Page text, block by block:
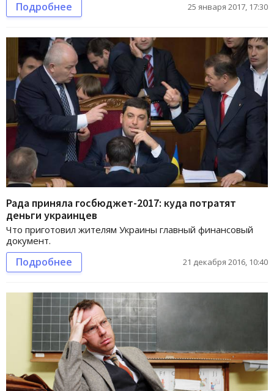
Подробнее 25 января 2017, 17:30
Рада приняла госбюджет-2017: куда потратят
деньги украинцев
Что приготовил жителям Украины главный финансовый
документ.
Подробнее 21 декабря 2016, 10:40